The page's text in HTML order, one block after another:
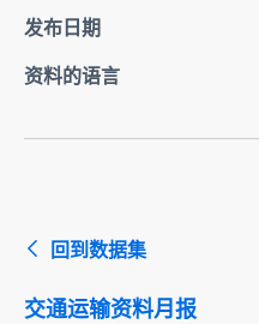
发布日期
资料的语言
回到数据集
交通运输资料月报